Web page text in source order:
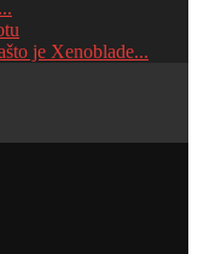
je Xenoblade...